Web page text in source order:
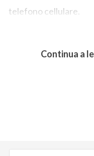
telefono cellulare.
Continua a